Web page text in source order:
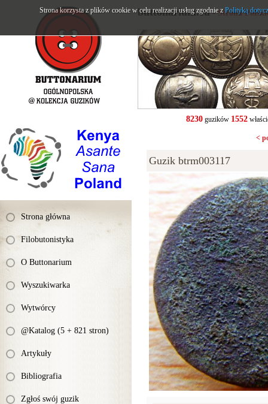
Strona główna
Filobutonistyka
O Buttonarium
Wyszukiwarka
Wytwórcy
@Katalog (5 + 821 stron)
Artykuły
Bibliografia
Zgłoś swój guzik
buttonarium.eu- Strona
8230guzików 1552
<
Guzik btrm003117
Strona korzysta z plików cookie w celu realizacji usług zgodnie zPolityką